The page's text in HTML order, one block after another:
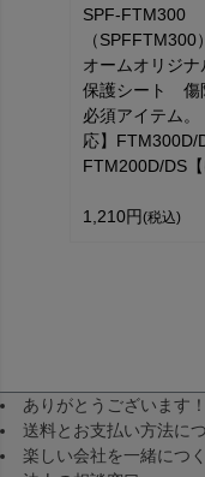
SPF-FTM300
（SPFFTM300
オームオリジナ
保護シート 傷
必須アイテム
応】FTM300D/
FTM200D/DS【
1,210円 (税込)
ありがとうございます
送料とお支払い方法に
楽しい会社を一緒につ